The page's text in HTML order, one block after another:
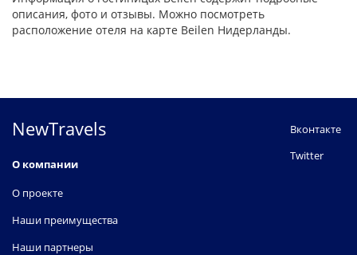
описания, фото и отзывы. Можно посмотреть
расположение отеля на карте Beilen Нидерланды.
NewTravels
О компании
О проекте
Наши преимущества
Наши партнеры
Вконтакте
Twitter